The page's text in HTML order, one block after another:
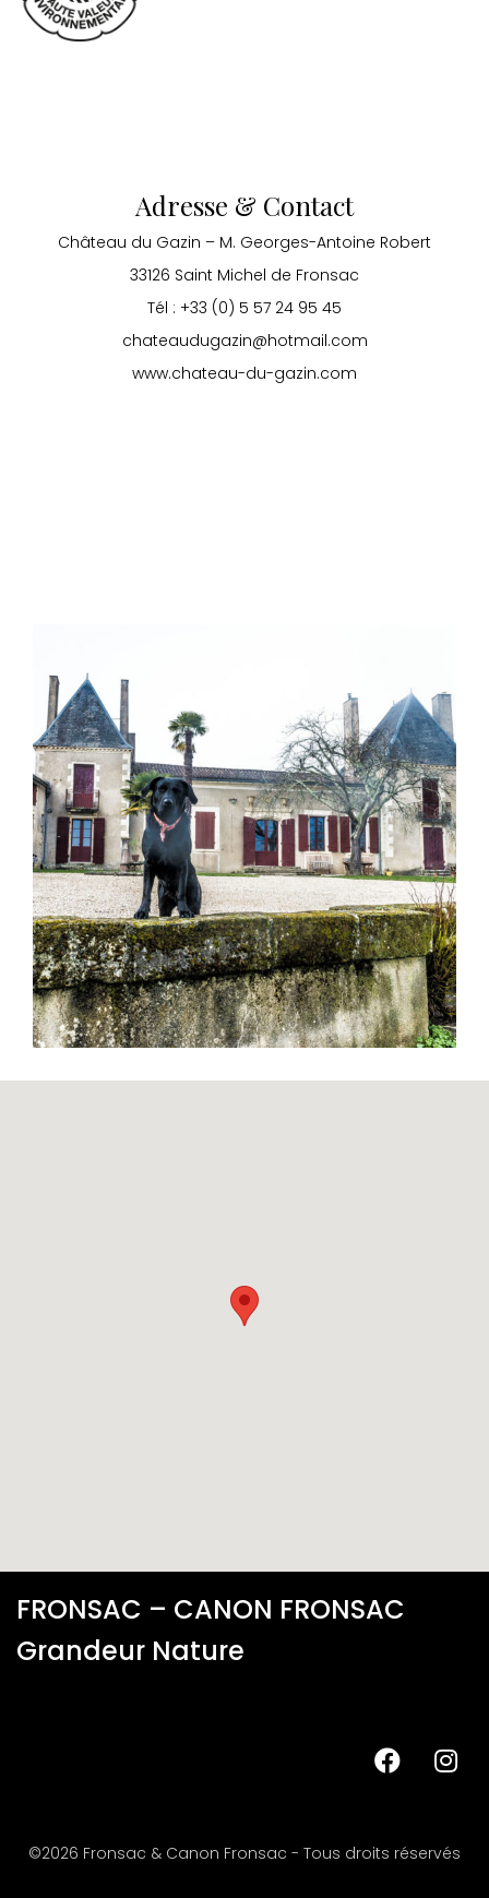
Adresse & Contact
Château du Gazin – M. Georges-Antoine Robert
33126 Saint Michel de Fronsac
Tél : +33 (0) 5 57 24 95 45
chateaudugazin@hotmail.com
www.chateau-du-gazin.com
FRONSAC – CANON FRONSAC
Grandeur Nature
©2026 Fronsac & Canon Fronsac - Tous droits réservés